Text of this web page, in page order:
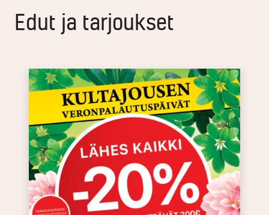
Edut ja tarjoukset